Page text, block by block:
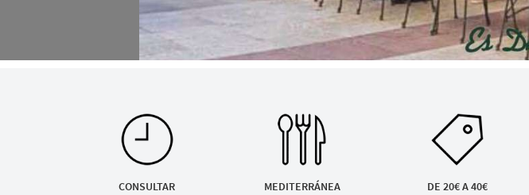
Información legal
Términos y condiciones
Privacidad y cookies
Mapa de la web
CONSULTAR
MEDITERRÁNEA
DE 20€ A 40€